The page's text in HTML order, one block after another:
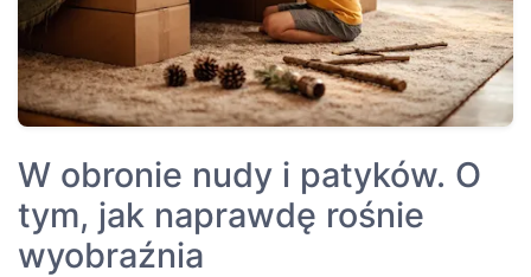
W obronie nudy i patyków. O
tym, jak naprawdę rośnie
wyobraźnia